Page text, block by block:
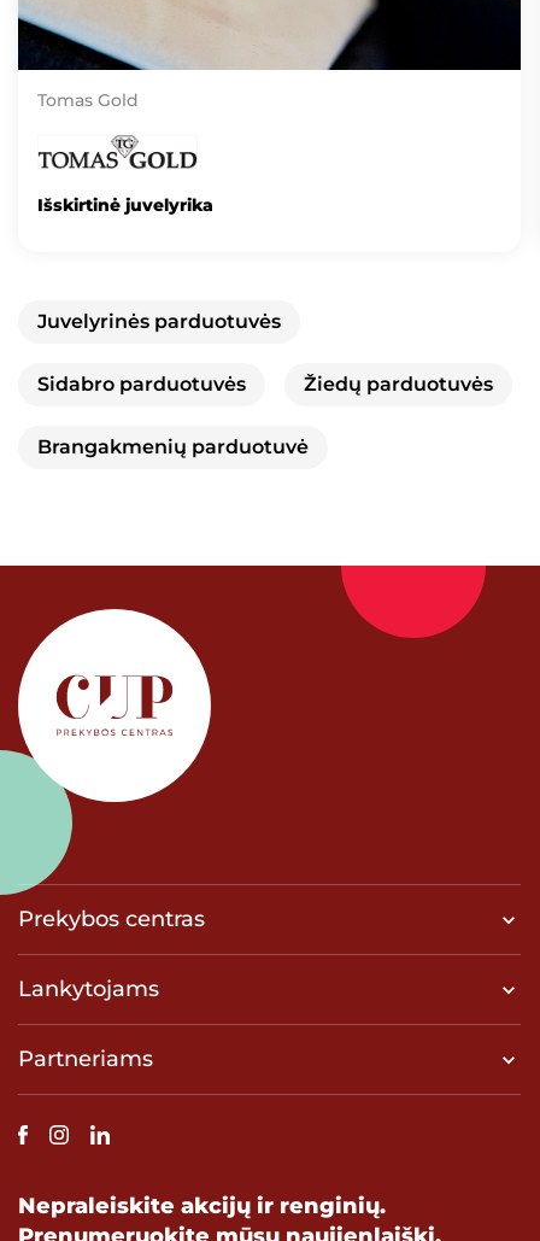
Tomas Gold
Išskirtinė juvelyrika
Juvelyrinės parduotuvės
Sidabro parduotuvės Žiedų parduotuvės
Brangakmenių parduotuvė
Prekybos centras
Lankytojams
Partneriams
Nepraleiskite akcijų ir renginių.